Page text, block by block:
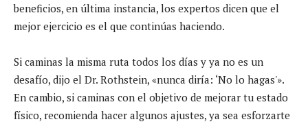
beneficios, en última instancia, los expertos dicen que el
mejor ejercicio es el que continúas haciendo.
Si caminas la misma ruta todos los días y ya no es un
desafío, dijo el Dr. Rothstein, «nunca diría: ‘No lo hagas'».
En cambio, si caminas con el objetivo de mejorar tu estado
físico, recomienda hacer algunos ajustes, ya sea esforzarte